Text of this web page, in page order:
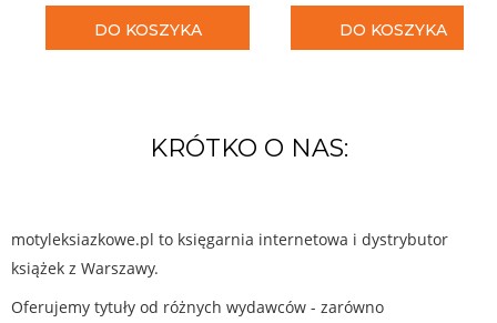
DO KOSZYKA DO KOSZYKA
KRÓTKO O NAS:
motyleksiazkowe.pl to księgarnia internetowa i dystrybutor
książek z Warszawy.
Oferujemy tytuły od różnych wydawców - zarówno